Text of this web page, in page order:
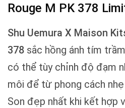
Rouge M PK 378
Shu Uemura X Maison
378 sắc hồng ánh tím
có thể tùy chỉnh độ đạm
môi để từ phong cách nhẹ
Son đẹp nhất khi kết hợp